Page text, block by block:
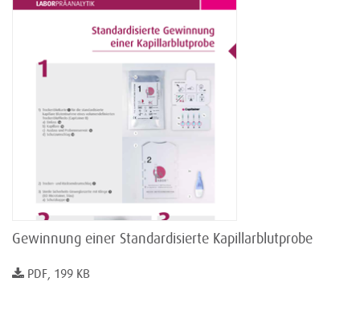
Gewinnung einer Standardisierte Kapillarblutprobe
PDF, 199 KB